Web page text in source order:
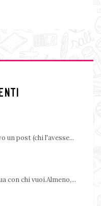
un post (chi l'avesse...
con chi vuoi.Almeno,...